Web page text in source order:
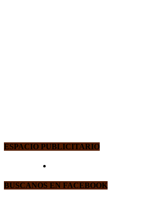
ESPACIO PUBLICITARIO
BUSCANOS EN FACEBOOK